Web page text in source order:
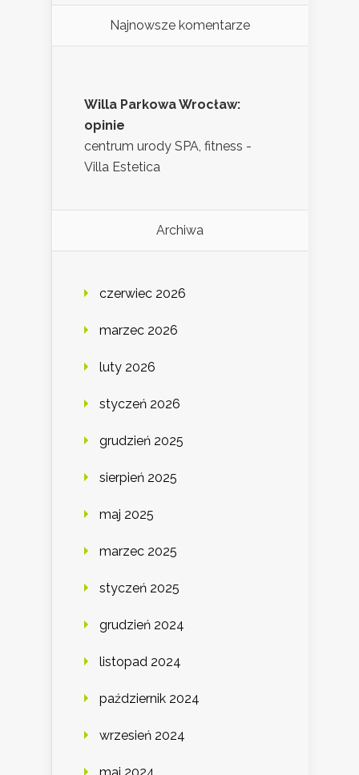
Najnowsze komentarze
Willa Parkowa Wrocław:
opinie
centrum urody SPA, fitness -
Villa Estetica
Archiwa
czerwiec 2026
marzec 2026
luty 2026
styczeń 2026
grudzień 2025
sierpień 2025
maj 2025
marzec 2025
styczeń 2025
grudzień 2024
listopad 2024
październik 2024
wrzesień 2024
maj 2024